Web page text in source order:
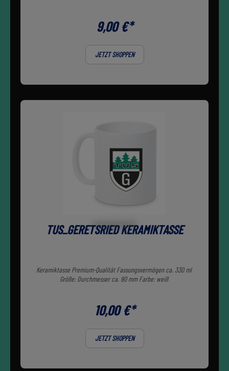
9,00 €*
JETZT SHOPPEN
TUS_GERETSRIED KERAMIKTASSE
Keramiktasse Premium-Qualität Fassungsvermögen ca. 330 ml
Größe: Durchmesser ca. 90 mm Farbe: weiß
10,00 €*
JETZT SHOPPEN